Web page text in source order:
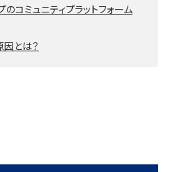
コミュニティプラットフォーム
とは？